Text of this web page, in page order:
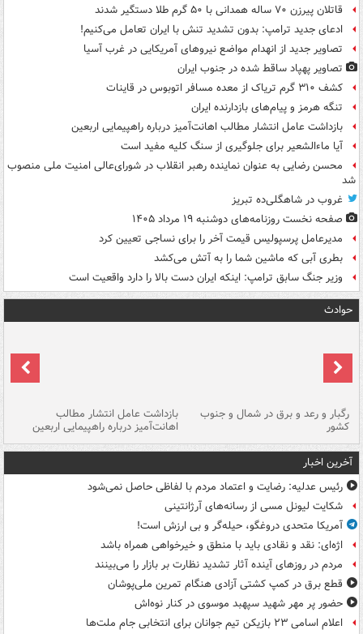
قاتلان پیرزن ۷۰ ساله همدانی با ۵۰ گرم طلا دستگیر شدند
ادعای جدید ترامپ: بدون تشدید تنش با ایران تعامل می‌کنیم!
تصاویر جدید از انهدام مواضع نیروهای آمریکایی در غرب آسیا
تصاویر پهپاد ساقط شده در جنوب ایران
کشف ۳۱۰ گرم تریاک از معده مسافر اتوبوس در قاینات
تنگه هرمز و پیام‌های بازدارنده ایران
بازداشت عامل انتشار مطالب اهانت‌آمیز درباره راهپیمایی اربعین
آیا ماءالشعیر برای جلوگیری از سنگ کلیه مفید است
محسن رضایی به عنوان نماینده رهبر انقلاب در شورای‌عالی امنیت ملی منصوب
شد
غروب در شاهگلی‌ده تبریز
صفحه نخست روزنامه‌های دوشنبه ۱۹ مرداد ۱۴۰۵
مدیرعامل پرسپولیس قیمت آخر را برای نساجی تعیین کرد
بطری آبی که ماشین شما را به آتش می‌کشد
وزیر جنگ سابق ترامپ: اینکه ایران دست بالا را دارد واقعیت است
حوادث
رگبار و رعد و برق در شمال و جنوب
کشور
بازداشت عامل انتشار مطالب
اهانت‌آمیز درباره راهپیمایی اربعین
آخرین اخبار
رئیس عدلیه: رضایت و اعتماد مردم با لفاظی حاصل نمی‌شود
شکایت لیونل مسی از رسانه‌های آرژانتینی
آمریکا متحدی دروغگو، حیله‌گر و بی ارزش است!
اژه‌ای: نقد و نقادی باید با منطق و خیرخواهی همراه باشد
مردم در روزهای آینده آثار تشدید نظارت بر بازار را می‌بینند
قطع برق در کمپ کشتی آزادی هنگام تمرین ملی‌پوشان
حضور پر مهر شهید سپهبد موسوی در کنار نوه‌اش
اعلام اسامی ۲۳ بازیکن تیم جوانان برای انتخابی جام ملت‌ها